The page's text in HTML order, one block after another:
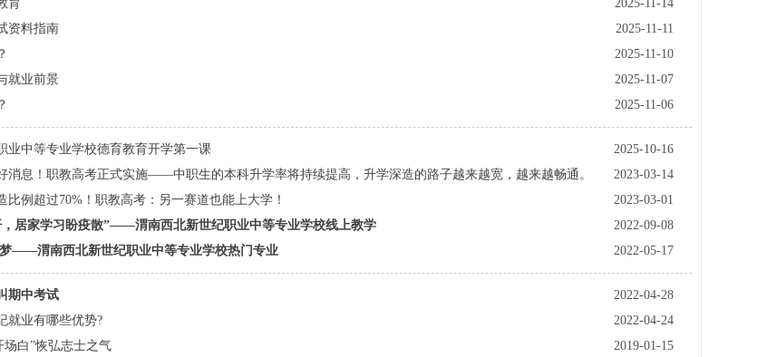
育
2025-11-14
资料指南
2025-11-11
2025-11-10
就业前景
2025-11-07
2025-11-06
业中等专业学校德育教育开学第一课
2025-10-16
消息！职教高考正式实施——中职生的本科升学率将持续提高，升学深造的路子越来越宽，越来越畅通。
2023-03-14
比例超过70%！职教高考：另一赛道也能上大学！
2023-03-01
，居家学习盼疫散”——渭南西北新世纪职业中等专业学校线上教学​
2022-09-08
——渭南西北新世纪职业中等专业学校热门专业
2022-05-17
期中考试
2022-04-28
就业有哪些优势?
2022-04-24
场白”恢弘志士之气
2019-01-15